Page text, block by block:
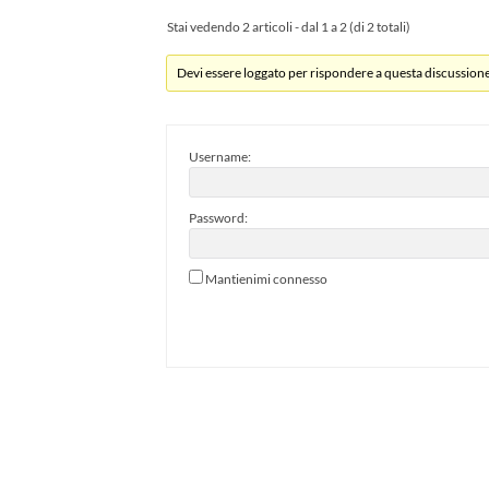
Stai vedendo 2 articoli - dal 1 a 2 (di 2 totali)
Devi essere loggato per rispondere a questa
Username:
Password:
Mantienimi connesso